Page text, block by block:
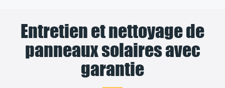
Entretien et nettoyage de
panneaux solaires avec
garantie